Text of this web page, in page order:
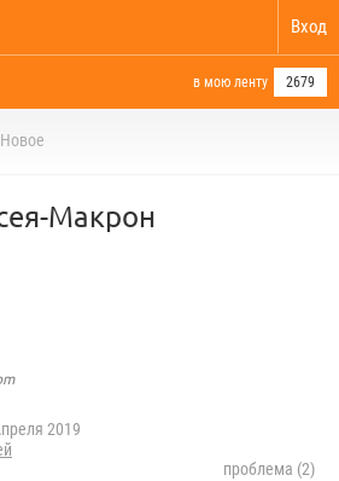
Вход
в мою ленту 2679
Новое
Макрон
2019
проблема (2)